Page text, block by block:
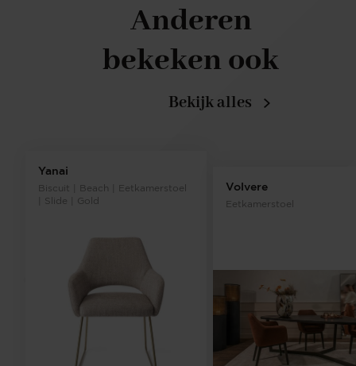
Yanai
Biscuit | Beach | Eetkamerstoel
| Slide | Gold
Volvere
Eetkamerstoel
Anderen
bekeken ook
Bekijk alles